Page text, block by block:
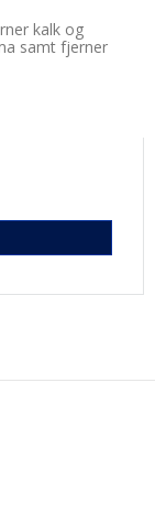
kalk og
samt fjerner